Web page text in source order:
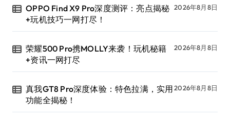
OPPO Find X9 Pro深度测评：亮点揭秘
+玩机技巧一网打尽！
2026年8月8日
荣耀500 Pro携MOLLY来袭！玩机秘籍
+资讯一网打尽
2026年8月8日
真我GT8 Pro深度体验：特色拉满，实用
功能全揭秘！
2026年8月8日